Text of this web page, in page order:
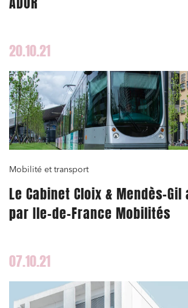
20.10.21
Mobilité et transport
Le Cabinet Cloix & Mendès-
par Ile-de-France Mobilités
07.10.21